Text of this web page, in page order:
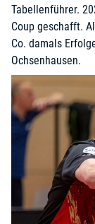
Tabellenführer.
Coup geschafft.
Co. damals
Ochsenhausen.